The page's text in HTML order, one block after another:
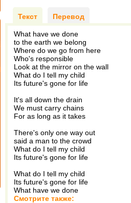
Текст Перевод
What have we done
to the earth we belong
Where do we go from here
Who's responsible
Look at the mirror on the wall
What do I tell my child
Its future's gone for life
It's all down the drain
We must carry chains
For as long as it takes
There's only one way out
said a man to the crowd
What do I tell my child
Its future's gone for life
What do I tell my child
Its future's gone for life
What have we done
Смотрите также: